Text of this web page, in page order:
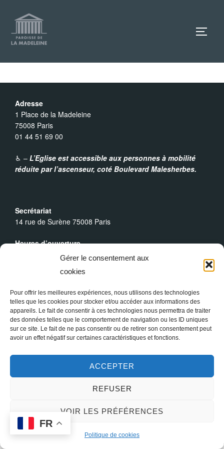
Gérer le consentement aux
cookies
Pour offrir les meilleures expériences, nous utilisons des technologies
telles que les cookies pour stocker et/ou accéder aux informations des
appareils. Le fait de consentir à ces technologies nous permettra de traiter
des données telles que le comportement de navigation ou les ID uniques
sur ce site. Le fait de ne pas consentir ou de retirer son consentement peut
avoir un effet négatif sur certaines caractéristiques et fonctions.
ACCEPTER
REFUSER
VOIR LES PRÉFÉRENCES
Politique de cookies
contenu
Adresse
1 Place de la Madeleine
75008 Paris
01 44 51 69 00
♿︎ – L’Eglise est accessible aux personnes à mobilité
réduite par l’ascenseur, coté Boulevard Malesherbes.
Secrétariat
14 rue de Surène 75008 Paris
Heures d’ouverture
Du lundi au dimanche : 9h30 - 19h00
Messes Dominicales
Dimanche, messe à10h30et18h
Copyright © 2026 Sainte Marie-Madeleine à Paris
FR